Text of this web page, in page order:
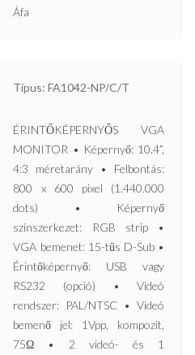
Áfa
Típus: FA1042-NP/C/T
ÉRINTŐKÉPERNYŐS VGA
MONITOR • Képernyő: 10.4”,
4:3 méretarány • Felbontás:
800 x 600 pixel (1.440.000
dots) • Képernyő
színszerkezet: RGB strip •
VGA bemenet: 15-tűs D-Sub •
Érintőképernyő: USB vagy
RS232 (opció) • Videó
rendszer: PAL/NTSC • Videó
bemenő jel: 1Vpp, kompozit,
75Ω • 2 videó- és 1